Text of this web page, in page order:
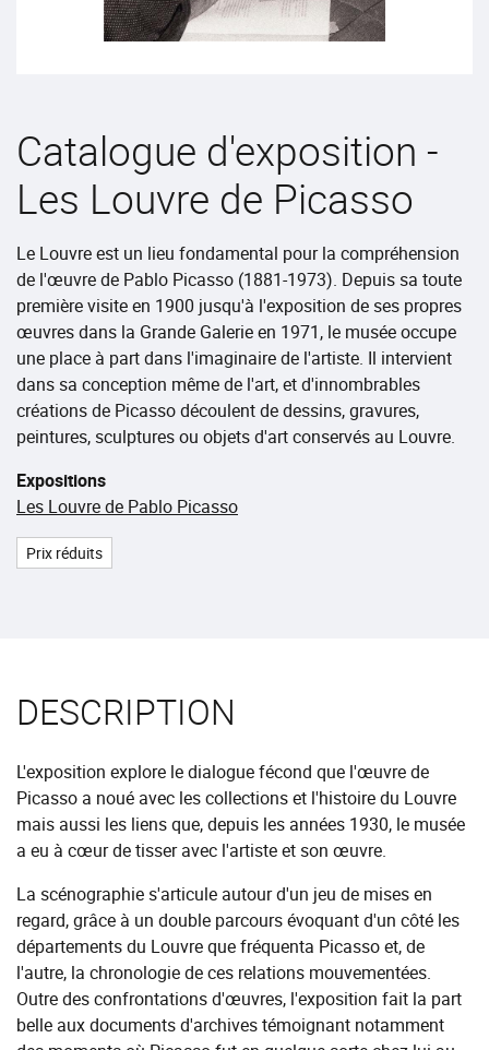
Catalogue d'exposition -
Les Louvre de Picasso
Le Louvre est un lieu fondamental pour la compréhension
de l'œuvre de Pablo Picasso (1881-1973). Depuis sa toute
première visite en 1900 jusqu'à l'exposition de ses propres
œuvres dans la Grande Galerie en 1971, le musée occupe
une place à part dans l'imaginaire de l'artiste. Il intervient
dans sa conception même de l'art, et d'innombrables
créations de Picasso découlent de dessins, gravures,
peintures, sculptures ou objets d'art conservés au Louvre.
Expositions
Les Louvre de Pablo Picasso
Prix réduits
DESCRIPTION
L'exposition explore le dialogue fécond que l'œuvre de
Picasso a noué avec les collections et l'histoire du Louvre
mais aussi les liens que, depuis les années 1930, le musée
a eu à cœur de tisser avec l'artiste et son œuvre.
La scénographie s'articule autour d'un jeu de mises en
regard, grâce à un double parcours évoquant d'un côté les
départements du Louvre que fréquenta Picasso et, de
l'autre, la chronologie de ces relations mouvementées.
Outre des confrontations d'œuvres, l'exposition fait la part
belle aux documents d'archives témoignant notamment